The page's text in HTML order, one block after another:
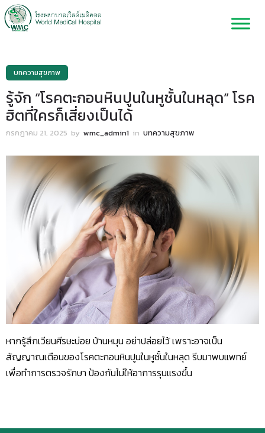
บทความสุขภาพ
รู้จัก “โรคตะกอนหินปูนในหูชั้นในหลุด” โรค
ฮิตที่ใครก็เสี่ยงเป็นได้
กรกฎาคม 21, 2025 by wmc_admin1 in บทความสุขภาพ
หากรู้สึกเวียนศีรษะบ่อย บ้านหมุน อย่าปล่อยไว้ เพราะอาจเป็น
สัญญาณเตือนของโรคตะกอนหินปูนในหูชั้นในหลุด รีบมาพบแพทย์
เพื่อทำการตรวจรักษา ป้องกันไม่ให้อาการรุนแรงขึ้น